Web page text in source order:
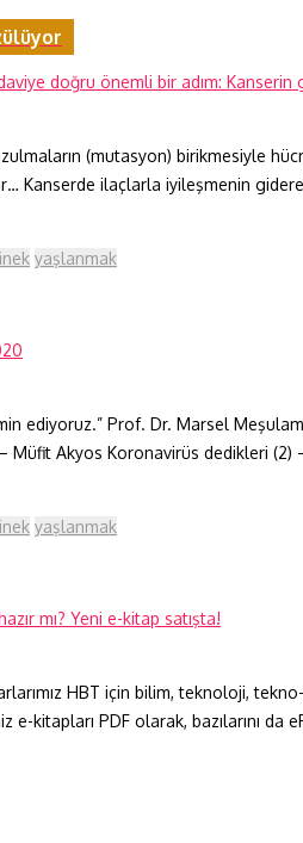
(mutasyon) birikmesiyle
Kanserde ilaçlarla iyileşmenin
yaşlanmak
ediyoruz.” Prof. Dr. Marsel
Akyos Koronavirüs dedikleri
yaşlanmak
HBT için bilim, teknoloji,
PDF olarak, bazılarını da